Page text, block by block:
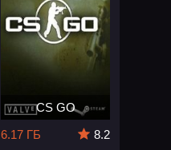
CS GO
6.17 ГБ
8.2